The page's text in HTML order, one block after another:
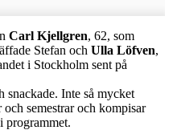
Carl Kjellgren, 62, som
Stefan och Ulla Löfven,
i Stockholm sent på
snackade. Inte så mycket
semestrar och kompisar
programmet.